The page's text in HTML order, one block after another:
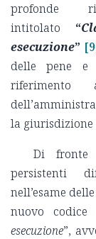
profonde
intitolato “
esecuzione”
delle pene e
la giurisdizione
Di fronte
persistenti
nell’esame
nuovo
esecuzione”,